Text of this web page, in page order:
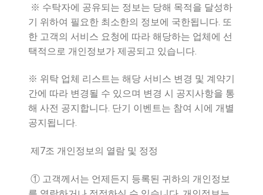
※ 수탁자에 공유되는 정보는 당해 목적을 달성하
기 위하여 필요한 최소한의 정보에 국한됩니다. 또
한 고객의 서비스 요청에 따라 해당하는 업체에 선
택적으로 개인정보가 제공되고 있습니다.
※ 위탁 업체 리스트는 해당 서비스 변경 및 계약기
간에 따라 변경될 수 있으며 변경 시 공지사항을 통
해 사전 공지합니다. 단기 이벤트는 참여 시에 개별
공지됩니다.
제 7조 개인정보의 열람 및 정정
① 고객께서는 언제든지 등록된 귀하의 개인정보